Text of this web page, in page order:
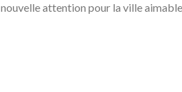
nouvelle attention pour la ville